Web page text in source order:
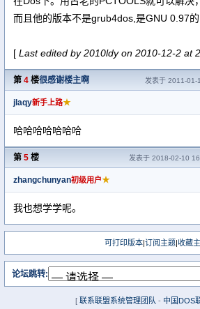
而且他的版本不是grub4dos,是GNU 0.97的
[ Last edited by 2010ldy on 2010-12-2 at
第 4 楼很感谢楼主啊 发表于 2011-01-
jlaqy新手上路★
哈哈哈哈哈哈哈
第 5 楼 发表于 2018-02-10
zhangchunyan初级用户★
我也想学学呢。
可打印版本|订阅主题|收藏
论坛跳转:
[ 联系联盟系统管理团队 - 中国DOS